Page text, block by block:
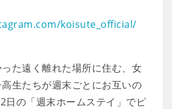
koisute_official/
た遠く離れた場所に住む、女
生たちが週末ごとにお互いの
日の「週末ホームステイ」でピ